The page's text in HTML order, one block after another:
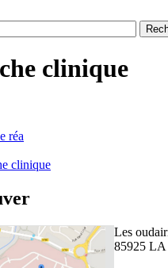
clinique
réa
clinique
Les
85925